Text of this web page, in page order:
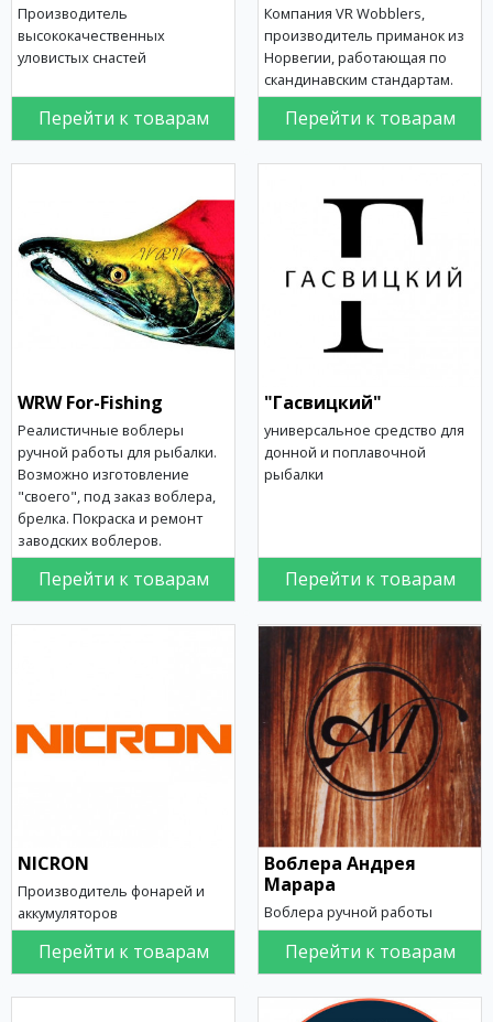
Производитель
высококачественных
уловистых снастей
Перейти к товарам
Компания VR Wobblers,
производитель приманок из
Норвегии, работающая по
скандинавским стандартам.
Перейти к товарам
WRW For-Fishing
Реалистичные воблеры
ручной работы для рыбалки.
Возможно изготовление
"своего", под заказ воблера,
брелка. Покраска и ремонт
заводских воблеров.
Перейти к товарам
"Гасвицкий"
универсальное средство для
донной и поплавочной
рыбалки
Перейти к товарам
NICRON
Производитель фонарей и
аккумуляторов
Перейти к товарам
Воблера Андрея
Марара
Воблера ручной работы
Перейти к товарам